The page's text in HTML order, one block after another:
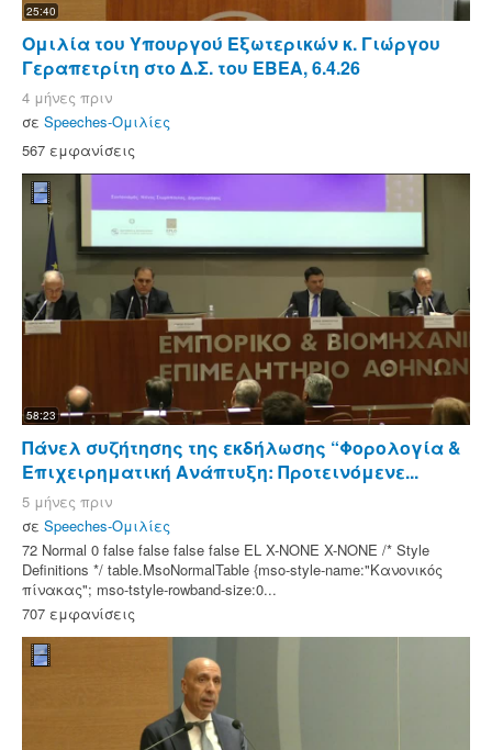
25:40
Ομιλία του Υπουργού Εξωτερικών κ. Γιώργου
Γεραπετρίτη στο Δ.Σ. του ΕΒΕΑ, 6.4.26
4 μήνες πριν
σε Speeches-Ομιλίες
567 εμφανίσεις
58:23
Πάνελ συζήτησης της εκδήλωσης “Φορολογία &
Επιχειρηματική Ανάπτυξη: Προτεινόμενε...
5 μήνες πριν
σε Speeches-Ομιλίες
72 Normal 0 false false false false EL X-NONE X-NONE /* Style
Definitions */ table.MsoNormalTable {mso-style-name:"Κανονικός
πίνακας"; mso-tstyle-rowband-size:0...
707 εμφανίσεις